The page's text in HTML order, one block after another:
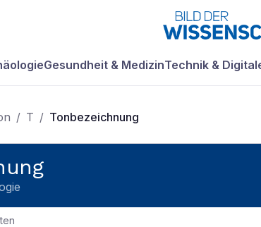
Gesundheit & MedizinTechnik &
/ T / Tonbezeichnung